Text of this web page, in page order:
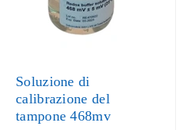
Soluzione di
calibrazione del
tampone 468mv